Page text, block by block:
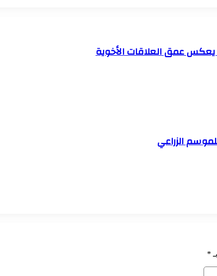
عمق العلاقات الأخوية
الزراعي
*